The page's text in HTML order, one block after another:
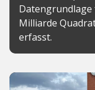
Datengrundlage
Milliarde
erfasst.